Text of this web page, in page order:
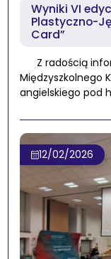
Wyniki VI
Plastyczno-
Card”
Z radością
Międzyszkolnego
angielskiego pod
12/02/2026